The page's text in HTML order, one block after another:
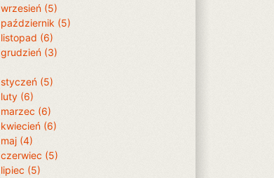
wrzesień (5)
październik (5)
listopad (6)
grudzień (3)
styczeń (5)
luty (6)
marzec (6)
kwiecień (6)
maj (4)
czerwiec (5)
lipiec (5)